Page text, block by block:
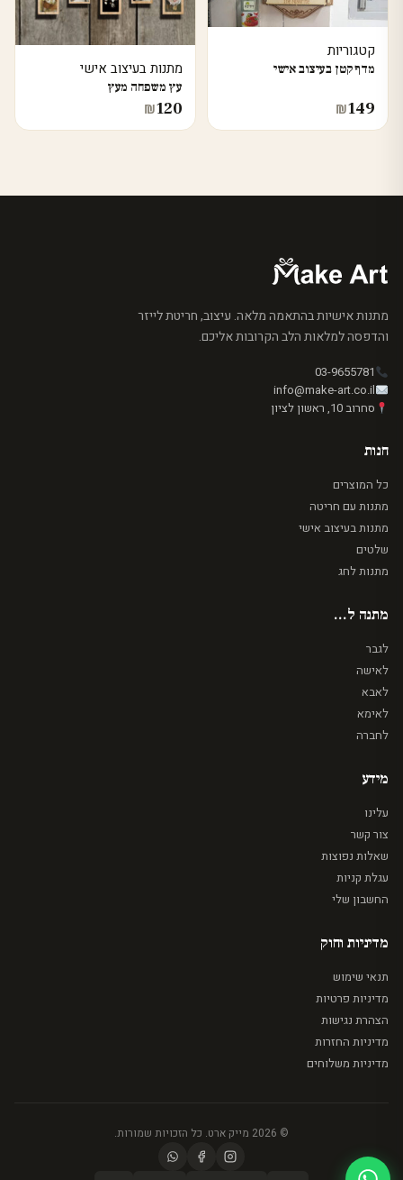
קטגוריות
מדף קטן בעיצוב אישי
₪149
מתנות בעיצוב אישי
עץ משפחה מעץ
₪120
מתנות אישיות בהתאמה מלאה. עיצוב, חריטת לייזר
והדפסה למלאות הלב הקרובות אליכם.
03-9655781
info@make-art.co.il
סחרוב 10, ראשון לציון
חנות
כל המוצרים
מתנות עם חריטה
מתנות בעיצוב אישי
שלטים
מתנות לחג
מתנה ל...
לגבר
לאישה
לאבא
לאימא
לחברה
מידע
עלינו
צור קשר
שאלות נפוצות
עגלת קניות
החשבון שלי
מדיניות וחוק
תנאי שימוש
מדיניות פרטיות
הצהרת נגישות
מדיניות החזרות
מדיניות משלוחים
© 2026 מייק ארט. כל הזכויות שמורות.